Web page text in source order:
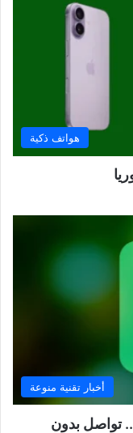
هواتف ذكية
أخبار تقنية منوعة
تواصل بدون